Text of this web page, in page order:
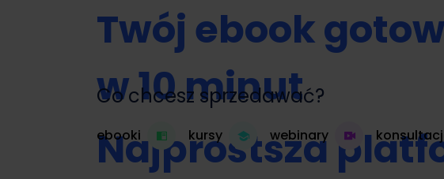
Twój ebook
w 10 minut
Najprostsza
Co chcesz sprzedawać?
ebooki kursy webinary